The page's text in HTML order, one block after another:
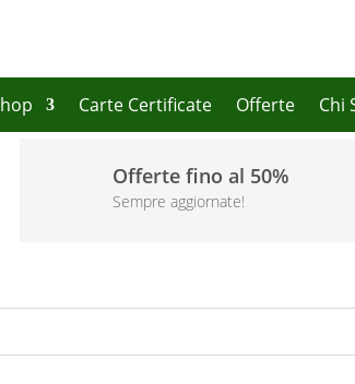
Carte Certificate Offerte Chi
Offerte fino al 50%
Sempre aggiornate!